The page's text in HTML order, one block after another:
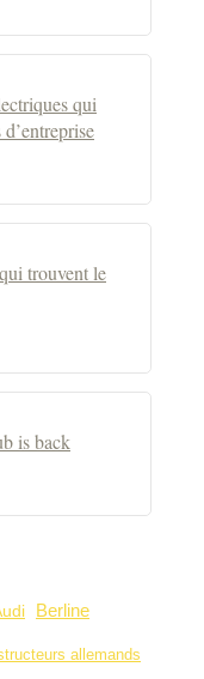
qui
trouvent le
is back
Berline
allemands